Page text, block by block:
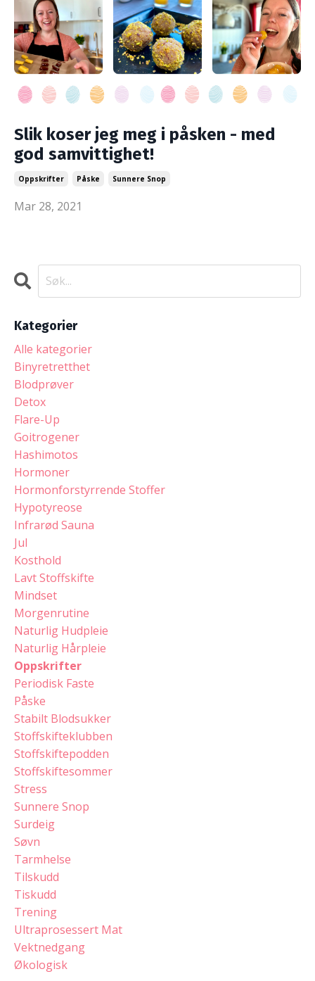
Slik koser jeg meg i påsken - med
god samvittighet!
Oppskrifter Påske Sunnere Snop
Mar 28, 2021
Kategorier
Alle kategorier
Binyretretthet
Blodprøver
Detox
Flare-Up
Goitrogener
Hashimotos
Hormoner
Hormonforstyrrende Stoffer
Hypotyreose
Infrarød Sauna
Jul
Kosthold
Lavt Stoffskifte
Mindset
Morgenrutine
Naturlig Hudpleie
Naturlig Hårpleie
Oppskrifter
Periodisk Faste
Påske
Stabilt Blodsukker
Stoffskifteklubben
Stoffskiftepodden
Stoffskiftesommer
Stress
Sunnere Snop
Surdeig
Søvn
Tarmhelse
Tilskudd
Tiskudd
Trening
Ultraprosessert Mat
Vektnedgang
Økologisk